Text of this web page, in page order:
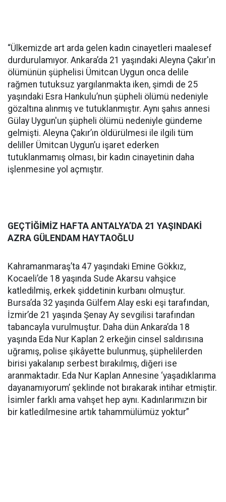
“Ülkemizde art arda gelen kadın cinayetleri maalesef
durdurulamıyor. Ankara’da 21 yaşındaki Aleyna Çakır'ın
ölümünün şüphelisi Ümitcan Uygun onca delile
rağmen tutuksuz yargılanmakta iken, şimdi de 25
yaşındaki Esra Hankulu’nun şüpheli ölümü nedeniyle
gözaltına alınmış ve tutuklanmıştır. Aynı şahıs annesi
Gülay Uygun'un şüpheli ölümü nedeniyle gündeme
gelmişti. Aleyna Çakır’ın öldürülmesi ile ilgili tüm
deliller Ümitcan Uygun’u işaret ederken
tutuklanmamış olması, bir kadın cinayetinin daha
işlenmesine yol açmıştır.
GEÇTİĞİMİZ HAFTA ANTALYA’DA 21 YAŞINDAKİ
AZRA GÜLENDAM HAYTAOĞLU
Kahramanmaraş’ta 47 yaşındaki Emine Gökkız,
Kocaeli’de 18 yaşında Sude Akarsu vahşice
katledilmiş, erkek şiddetinin kurbanı olmuştur.
Bursa’da 32 yaşında Gülfem Alay eski eşi tarafından,
İzmir’de 21 yaşında Şenay Ay sevgilisi tarafından
tabancayla vurulmuştur. Daha dün Ankara’da 18
yaşında Eda Nur Kaplan 2 erkeğin cinsel saldırısına
uğramış, polise şikâyette bulunmuş, şüphelilerden
birisi yakalanıp serbest bırakılmış, diğeri ise
aranmaktadır. Eda Nur Kaplan Annesine ‘yaşadıklarıma
dayanamıyorum’ şeklinde not bırakarak intihar etmiştir.
İsimler farklı ama vahşet hep aynı. Kadınlarımızın bir
bir katledilmesine artık tahammülümüz yoktur”